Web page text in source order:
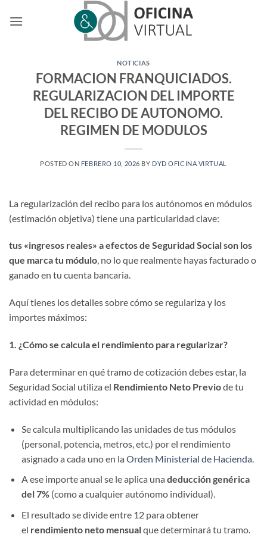
NOTICIAS
FORMACION FRANQUICIADOS.
REGULARIZACION DEL IMPORTE
DEL RECIBO DE AUTONOMO.
REGIMEN DE MODULOS
POSTED ON FEBRERO 10, 2026 BY DYD OFICINA VIRTUAL
La regularización del recibo para los autónomos en módulos
(estimación objetiva) tiene una particularidad clave:
tus «ingresos reales» a efectos de Seguridad Social son los
que marca tu módulo, no lo que realmente hayas facturado o
ganado en tu cuenta bancaria.
Aquí tienes los detalles sobre cómo se regulariza y los
importes máximos:
1. ¿Cómo se calcula el rendimiento para regularizar?
Para determinar en qué tramo de cotización debes estar, la
Seguridad Social utiliza el Rendimiento Neto Previode tu
actividad en módulos:
Se calcula multiplicando las unidades de tus módulos
(personal, potencia, metros, etc.) por el rendimiento
asignado a cada uno en la Orden Ministerial de Hacienda.
A ese importe anual se le aplica una deducción genérica
del 7%(como a cualquier autónomo individual).
El resultado se divide entre 12 para obtener
el rendimiento neto mensualque determinará tu tramo.